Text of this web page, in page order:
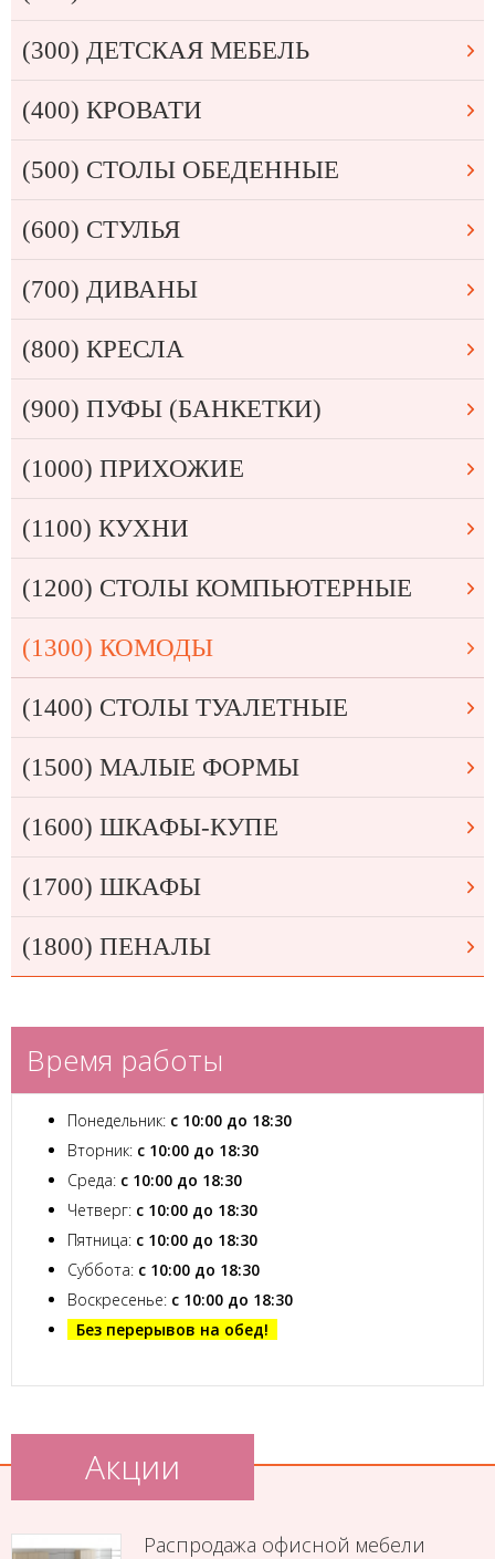
(300) ДЕТСКАЯ МЕБЕЛЬ
(400) КРОВАТИ
(500) СТОЛЫ ОБЕДЕННЫЕ
(600) СТУЛЬЯ
(700) ДИВАНЫ
(800) КРЕСЛА
(900) ПУФЫ (БАНКЕТКИ)
(1000) ПРИХОЖИЕ
(1100) КУХНИ
(1200) СТОЛЫ КОМПЬЮТЕРНЫЕ
(1300) КОМОДЫ
(1400) СТОЛЫ ТУАЛЕТНЫЕ
(1500) МАЛЫЕ ФОРМЫ
(1600) ШКАФЫ-КУПЕ
(1700) ШКАФЫ
(1800) ПЕНАЛЫ
Время работы
Понедельник: с 10:00 до 18:30
Вторник: с 10:00 до 18:30
Среда: с 10:00 до 18:30
Четверг: с 10:00 до 18:30
Пятница: с 10:00 до 18:30
Суббота: с 10:00 до 18:30
Воскресенье: с 10:00 до 18:30
Без перерывов на обед!
Акции
Распродажа офисной мебели